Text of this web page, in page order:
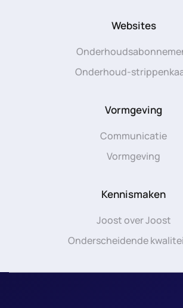
Websites
Onderhoud-
Vormgeving
Communicatie
Vormgeving
Kennismaken
Joost over Joost
Onderscheidende